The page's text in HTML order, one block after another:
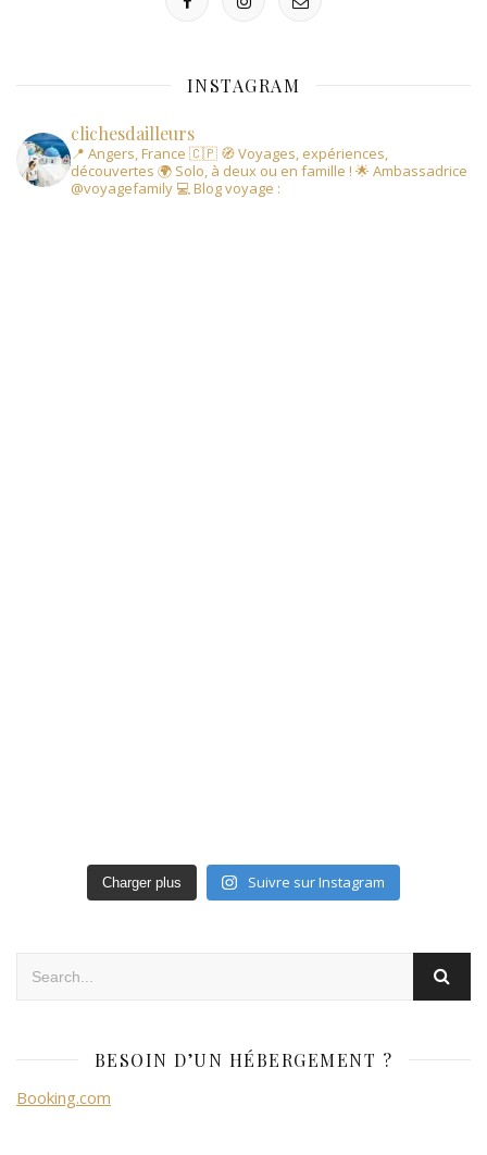
INSTAGRAM
clichesdailleurs
📍 Angers, France 🇨🇵 🧭 Voyages, expériences,
découvertes 🌍 Solo, à deux ou en famille ! 🌟 Ambassadrice
@voyagefamily 💻 Blog voyage :
Charger plus Suivre sur Instagram
BESOIN D’UN HÉBERGEMENT ?
Booking.com